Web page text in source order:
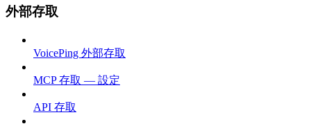
外部存取
VoicePing 外部存取
MCP 存取 — 設定
API 存取